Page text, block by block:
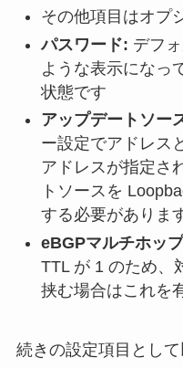
その他項目はオプ
パスワード: デフ
ような表示になっ
状態です
アップデートソー
ー設定でアドレス
アドレスが指定さ
トソースを
する必要がありま
eBGPマルチホッ
TTL が 1 のため、
挟む場合はこれを
続きの設定項目とし